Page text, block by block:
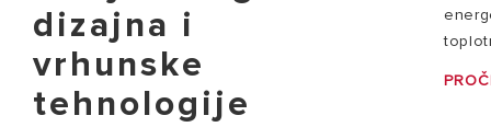
dizajna i
vrhunske
tehnologije